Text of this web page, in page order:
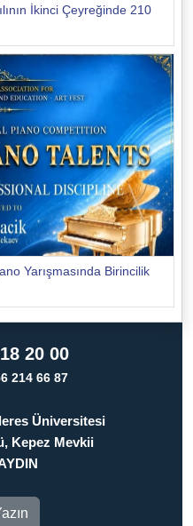
İkinci Çeyreğinde 210
Yarışmasında Birincilik
20 00
214 66 87
Üniversitesi
Kepez Mevkii